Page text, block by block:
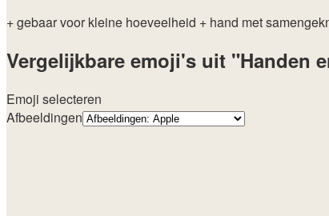
+ gebaar voor kleine hoeveelheid + hand met
Vergelijkbare emoji's uit "Handen
Emoji selecteren
Afbeeldingen